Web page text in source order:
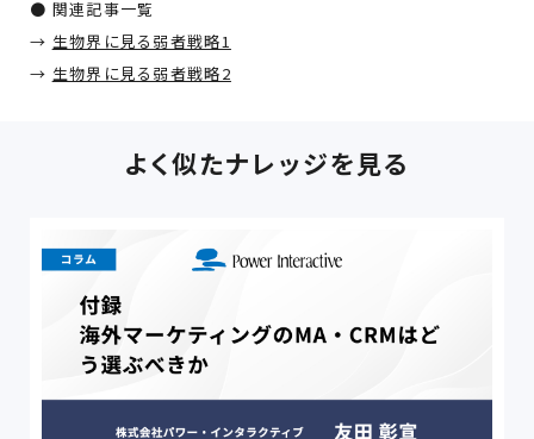
● 関連記事一覧
→ 生物界に見る弱者戦略1
→ 生物界に見る弱者戦略2
よく似たナレッジを見る